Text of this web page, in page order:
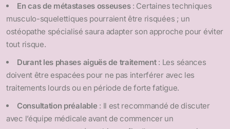
En cas de métastases osseuses: Certaines techniques
musculo-squelettiques pourraient être risquées ; un
ostéopathe spécialisé saura adapter son approche pour éviter
tout risque.
Durant les phases aiguës de traitement: Les séances
doivent être espacées pour ne pas interférer avec les
traitements lourds ou en période de forte fatigue.
Consultation préalable: Il est recommandé de discuter
avec l’équipe médicale avant de commencer un